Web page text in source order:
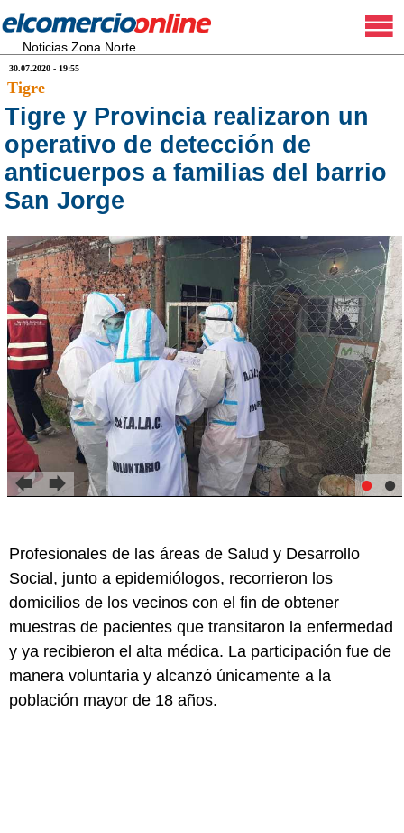
Noticias Zona Norte
30.07.2020 - 19:55
Tigre
Tigre y Provincia realizaron un
operativo de detección de
anticuerpos a familias del barrio
San Jorge
Profesionales de las áreas de Salud y Desarrollo
Social, junto a epidemiólogos, recorrieron los
domicilios de los vecinos con el fin de obtener
muestras de pacientes que transitaron la enfermedad
y ya recibieron el alta médica. La participación fue de
manera voluntaria y alcanzó únicamente a la
población mayor de 18 años.